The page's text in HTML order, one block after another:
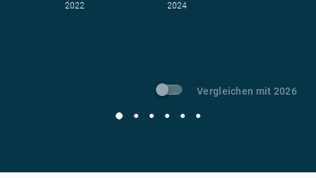
-Vermeidung
2022 2024
Vergleichen mit 2026